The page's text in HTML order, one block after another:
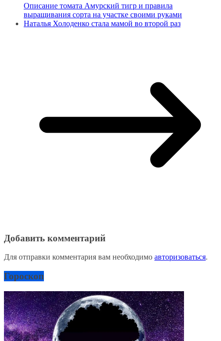
Описание томата Амурский тигр и правила
выращивания сорта на участке своими руками
Наталья Холоденко стала мамой во второй раз
Добавить комментарий
Для отправки комментария вам необходимо авторизоваться.
Гороскоп